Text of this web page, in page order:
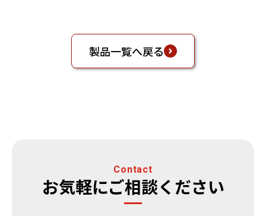
製品一覧へ戻る
Contact
お気軽にご相談ください